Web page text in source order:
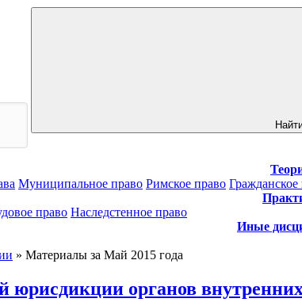
Муниципальное право Римское право Гражданское
право Наследстенное право
Иные
» Материалы за Май 2015 года
юрисдикции органов